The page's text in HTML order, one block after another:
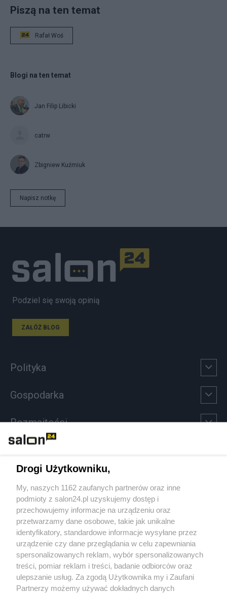
Piszą na ten temat
Rafał Woś
Blogi na ten temat
Jan Filip Libicki
catrw
Zbigniew Kuźmiuk
Napisz notkę
Podziel się swoją opinią
ZAŁÓŻ BLOG
Polityka
Gospodarka
Rozmaitości
Sport
Społeczeństwo
Kultura
X Facebook Instagram Youtube
Drogi Użytkowniku,
My, naszych 1162 zaufanych partnerów oraz inne
podmioty z salon24.pl uzyskujemy dostęp i
przechowujemy informacje na urządzeniu oraz
przetwarzamy dane osobowe, takie jak unikalne
identyfikatory, standardowe informacje wysyłane przez
urządzenie czy dane przeglądania w celu zapewniania
spersonalizowanych reklam, wybór spersonalizowanych
treści, pomiar reklam i treści, badanie odbiorców oraz
ulepszanie usług. Za zgodą Użytkownika my i Zaufani
Partnerzy możemy używać dokładnych danych